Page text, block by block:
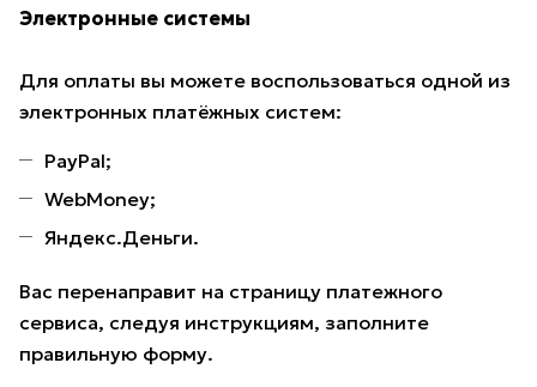
Электронные системы
Для оплаты вы можете воспользоваться одной из
электронных платёжных систем:
PayPal;
WebMoney;
Яндекс.Деньги.
Вас перенаправит на страницу платежного
сервиса, следуя инструкциям, заполните
правильную форму.